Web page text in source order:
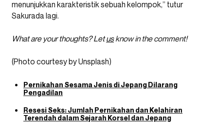
menunjukkan karakteristik sebuah kelompok,” tutur
Sakurada lagi.
What are your thoughts? Letusknow in the comment!
(Photo courtesy by Unsplash)
Pernikahan Sesama Jenis di Jepang Dilarang
Pengadilan
Resesi Seks: Jumlah Pernikahan dan Kelahiran
Terendah dalam Sejarah Korsel dan Jepang